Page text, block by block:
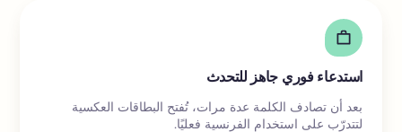
استدعاء فوري جاهز للتحدث
بعد أن تصادف الكلمة عدة مرات، تُفتح البطاقات العكسية
لتتدرّب على استخدام الفرنسية فعليًا.